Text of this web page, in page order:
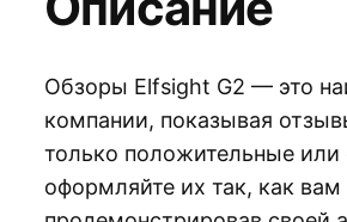
Обзоры Elfsight G2 — это
компании, показывая
только положительные
оформляйте их так, как